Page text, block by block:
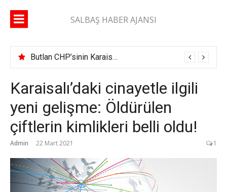
SALBAŞ HABER AJANSI
Butlan CHP’sinin Karaisalı İlçe Başkanı belli oldu
Karaisalı’daki cinayetle ilgili
yeni gelişme: Öldürülen
çiftlerin kimlikleri belli oldu!
Admin 22 Mart 2021 1